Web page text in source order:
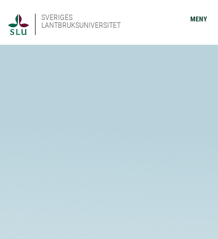
SVERIGES
LANTBRUKSUNIVERSITET
MENY